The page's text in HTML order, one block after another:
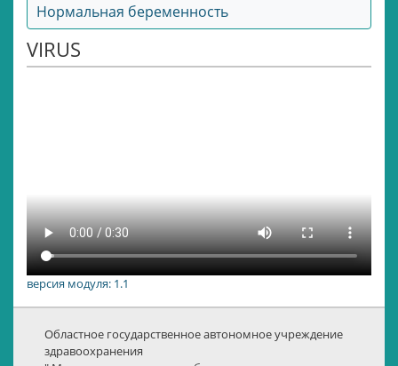
Нормальная беременность
VIRUS
версия модуля: 1.1
Областное государственное автономное учреждение
здравоохранения